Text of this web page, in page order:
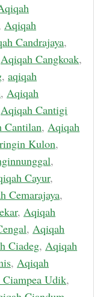
Aqiqah
Candrajaya,
Aqiqah Cangkoak,
, aqiqah
, Aqiqah
Aqiqah Cantigi
Cantilan, Aqiqah
Kulon,
,
Cayur,
Cemarajaya,
, Aqiqah
, Aqiqah
Ciadeg, Aqiqah
, Aqiqah
Udik,